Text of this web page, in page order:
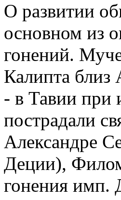
О развитии
основном из
гонений.
Калипта
- в Тавии при
пострадали
Александре
Деции),
гонения имп.